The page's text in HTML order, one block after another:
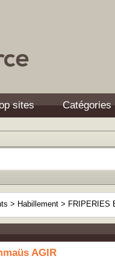
sites Catégories
> Habillement > FRIPERIES
AGIR